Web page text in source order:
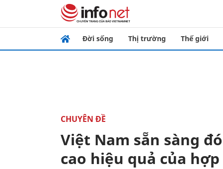
Đời sống Thị trường Thế giới
CHUYÊN ĐỀ
Việt Nam sẵn sàng
cao hiệu quả của